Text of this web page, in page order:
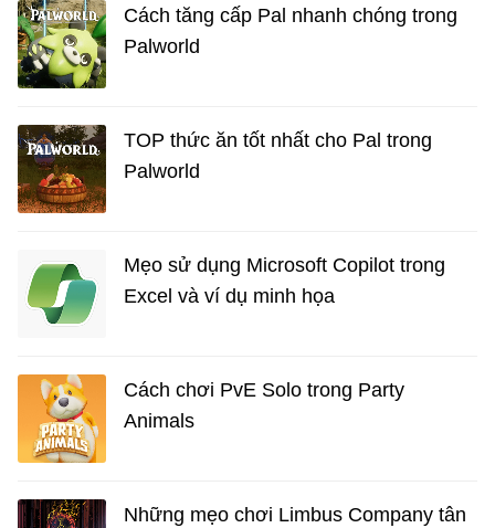
Cách tăng cấp Pal nhanh chóng trong
Palworld
TOP thức ăn tốt nhất cho Pal trong
Palworld
Mẹo sử dụng Microsoft Copilot trong
Excel và ví dụ minh họa
Cách chơi PvE Solo trong Party
Animals
Những mẹo chơi Limbus Company tân